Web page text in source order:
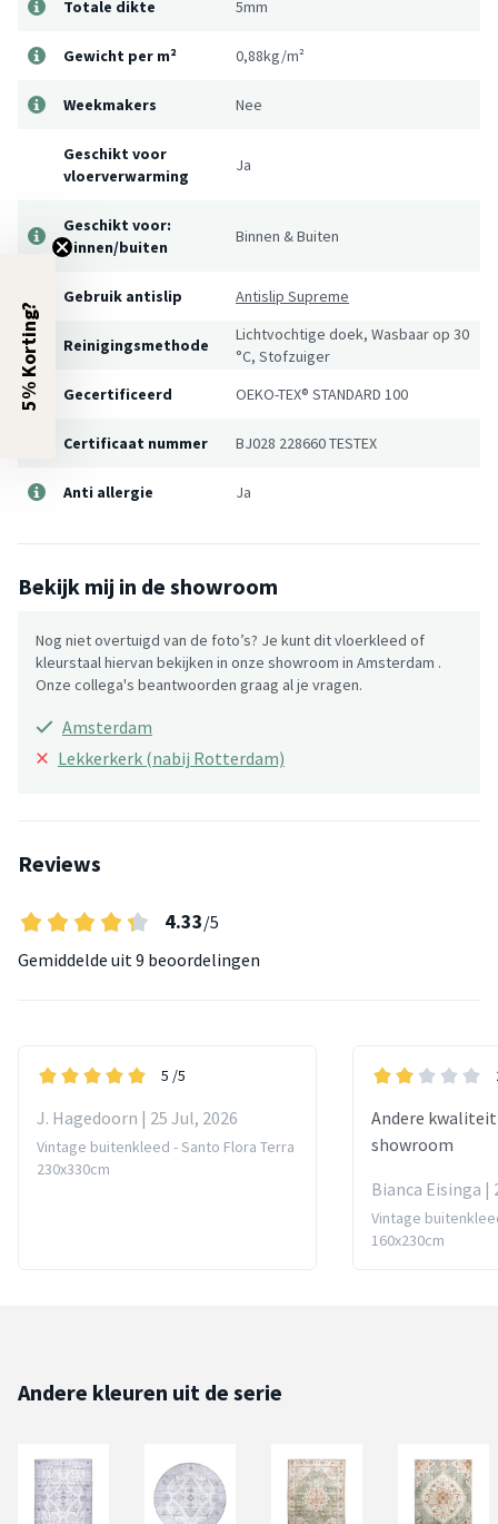
Totale dikte 5mm
Gewicht per m² 0,88kg/m²
Weekmakers Nee
Geschikt voor
vloerverwarming
Ja
Geschikt voor:
Binnen/buiten
Binnen & Buiten
Gebruik antislip Antislip Supreme
Reinigingsmethode
Lichtvochtige doek, Wasbaar op 30
°C, Stofzuiger
Gecertificeerd
OEKO-TEX® STANDARD 100
Certificaat nummer BJ028 228660 TESTEX
Anti allergie Ja
Bekijk mij in de showroom
Nog niet overtuigd van de foto’s? Je kunt dit vloerkleed of
kleurstaal hiervan bekijken in onze showroom in Amsterdam .
Onze collega's beantwoorden graag al je vragen.
Amsterdam
× Lekkerkerk (nabij Rotterdam)
Reviews
4.33/5
Gemiddelde uit 9 beoordelingen
5 /5
J. Hagedoorn | 25 Jul, 2026
Vintage buitenkleed - Santo Flora Terra
230x330cm
Andere kwaliteit
showroom
Bianca Eisinga |
Vintage
160x230cm
Andere kleuren uit de serie
5% Korting?